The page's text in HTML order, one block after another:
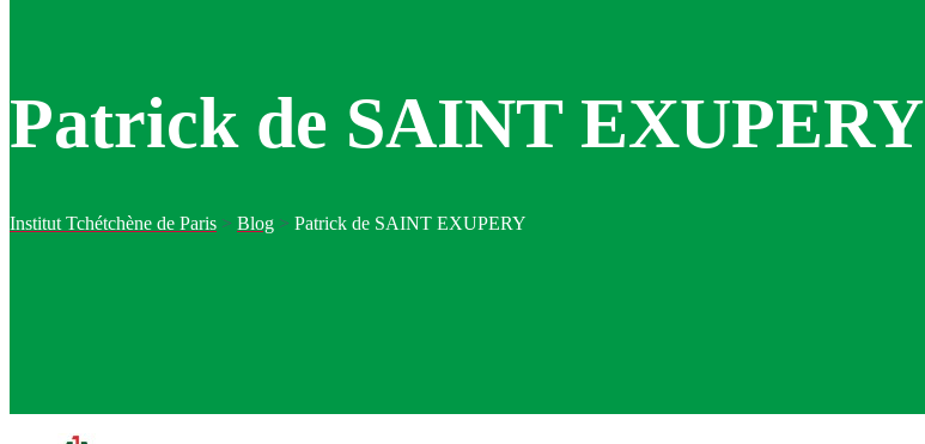
Patrick de SAINT EXUPERY
Institut Tchétchène de Paris > Blog > Patrick de SAINT EXUPERY